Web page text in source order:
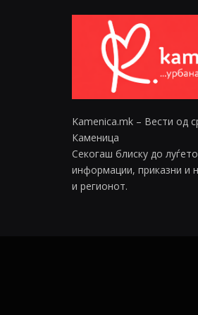
Kamenica.mk – Вести од
Каменица
Секогаш блиску до
информации, приказни и
и регионот.